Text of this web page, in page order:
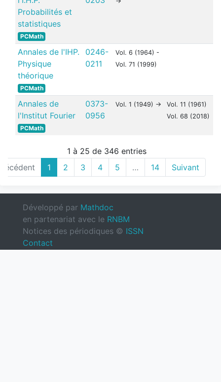
Probabilités et
statistiques
PCMath
Annales de l'IHP.
Physique
théorique
PCMath
0246-
0211
Vol. 6 (1964) -
Vol. 71 (1999)
Annales de
l'Institut Fourier
PCMath
0373-
0956
Vol. 1 (1949) ->
Vol. 11 (1961)
Vol. 68 (2018)
1 à 25 de 346 entries
1 2 3 4 5 … 14 Suivant
Développé par Mathdoc
en partenariat avec le RNBM
Notices des périodiques © ISSN
Contact